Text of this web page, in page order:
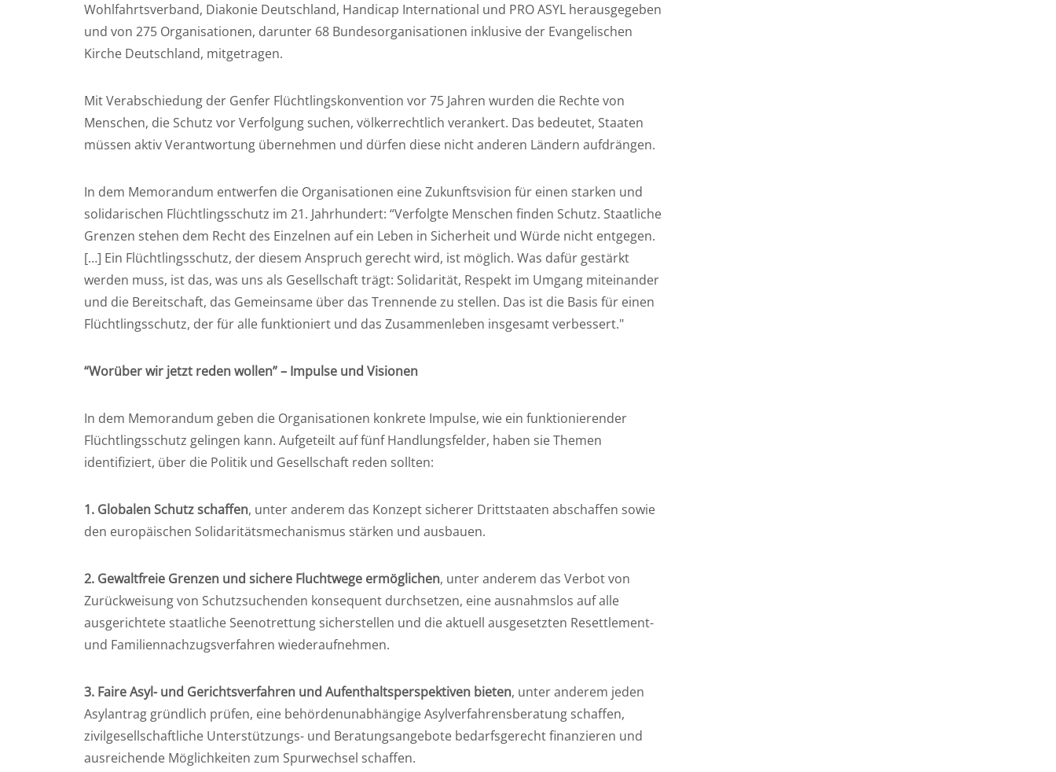
Wohlfahrtsverband, Diakonie Deutschland, Handicap International und PRO ASYL herausgegeben
und von 275 Organisationen, darunter 68 Bundesorganisationen inklusive der Evangelischen
Kirche Deutschland, mitgetragen.
Mit Verabschiedung der Genfer Flüchtlingskonvention vor 75 Jahren wurden die Rechte von
Menschen, die Schutz vor Verfolgung suchen, völkerrechtlich verankert. Das bedeutet, Staaten
müssen aktiv Verantwortung übernehmen und dürfen diese nicht anderen Ländern aufdrängen.
In dem Memorandum entwerfen die Organisationen eine Zukunftsvision für einen starken und
solidarischen Flüchtlingsschutz im 21. Jahrhundert: “Verfolgte Menschen finden Schutz. Staatliche
Grenzen stehen dem Recht des Einzelnen auf ein Leben in Sicherheit und Würde nicht entgegen.
[…] Ein Flüchtlingsschutz, der diesem Anspruch gerecht wird, ist möglich. Was dafür gestärkt
werden muss, ist das, was uns als Gesellschaft trägt: Solidarität, Respekt im Umgang miteinander
und die Bereitschaft, das Gemeinsame über das Trennende zu stellen. Das ist die Basis für einen
Flüchtlingsschutz, der für alle funktioniert und das Zusammenleben insgesamt verbessert."
“Worüber wir jetzt reden wollen” – Impulse und Visionen
In dem Memorandum geben die Organisationen konkrete Impulse, wie ein funktionierender
Flüchtlingsschutz gelingen kann. Aufgeteilt auf fünf Handlungsfelder, haben sie Themen
identifiziert, über die Politik und Gesellschaft reden sollten:
1. Globalen Schutz schaffen, unter anderem das Konzept sicherer Drittstaaten abschaffen sowie
den europäischen Solidaritätsmechanismus stärken und ausbauen.
2. Gewaltfreie Grenzen und sichere Fluchtwege ermöglichen, unter anderem das Verbot von
Zurückweisung von Schutzsuchenden konsequent durchsetzen, eine ausnahmslos auf alle
ausgerichtete staatliche Seenotrettung sicherstellen und die aktuell ausgesetzten Resettlement-
und Familiennachzugsverfahren wiederaufnehmen.
3. Faire Asyl- und Gerichtsverfahren und Aufenthaltsperspektiven bieten, unter anderem jeden
Asylantrag gründlich prüfen, eine behördenunabhängige Asylverfahrensberatung schaffen,
zivilgesellschaftliche Unterstützungs- und Beratungsangebote bedarfsgerecht finanzieren und
ausreichende Möglichkeiten zum Spurwechsel schaffen.